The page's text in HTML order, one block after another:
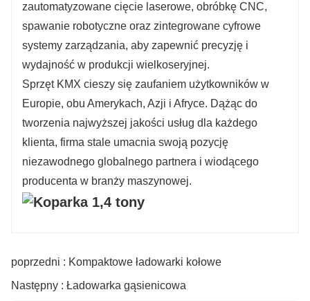
zautomatyzowane cięcie laserowe, obróbkę CNC,
spawanie robotyczne oraz zintegrowane cyfrowe
systemy zarządzania, aby zapewnić precyzję i
wydajność w produkcji wielkoseryjnej.
Sprzęt KMX cieszy się zaufaniem użytkowników w
Europie, obu Amerykach, Azji i Afryce. Dążąc do
tworzenia najwyższej jakości usług dla każdego
klienta, firma stale umacnia swoją pozycję
niezawodnego globalnego partnera i wiodącego
producenta w branży maszynowej.
poprzedni : Kompaktowe ładowarki kołowe
Następny : Ładowarka gąsienicowa